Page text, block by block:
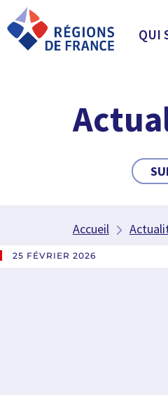
QUI
Accueil
25 FÉVRIER 2026